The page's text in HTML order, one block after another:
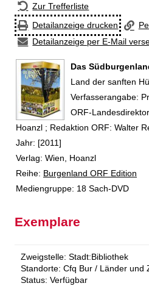
Zur Trefferliste
Detailanzeige drucken
Detailanzeige per E-Mail
Das
Land der sanften
Suche nach diesem
Verfasserangabe:
ORF-
Hoanzl ; Redaktion ORF: Walter
Jahr: [2011]
Verlag: Wien, Hoanzl
Reihe: Burgenland ORF Edition
Mediengruppe: 18 Sach-DVD
Exemplare
Zweigstelle: Stadt:Bibliothek
Standorte: Cfq Bur / Länder und
Status: Verfügbar